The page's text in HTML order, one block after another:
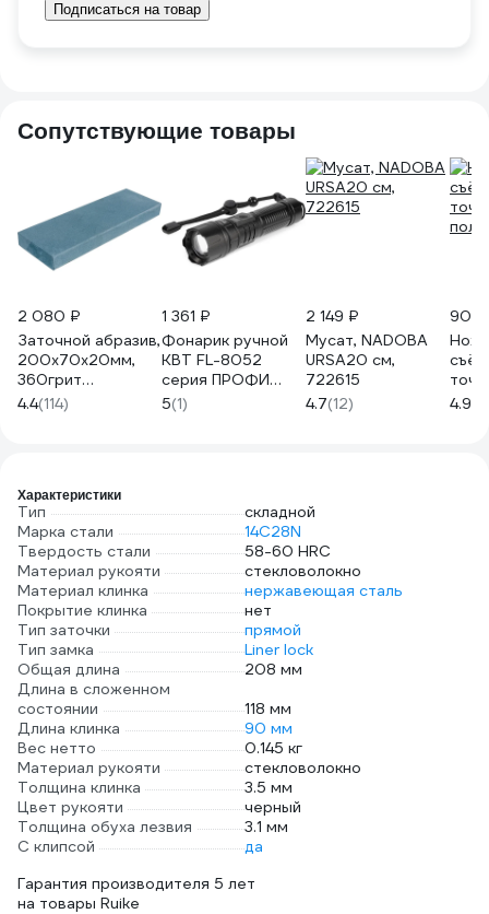
Подписаться на товар
Сопутствующие товары
2 080 ₽
Заточной абразив,
200х70х20мм,
360грит
Петроградъ
М00015026
4.4(114)
1 361 ₽
Фонарик ручной
КВТ FL-8052
серия ПРОФИ
103874
5(1)
2 149 ₽
Мусат, NADOBA
URSA20 см,
722615
4.7(12)
902
4.9
Характеристики
Тип
складной
Марка стали
14C28N
Твердость стали
58-60 HRC
Материал рукояти
стекловолокно
Материал клинка
нержавеющая сталь
Покрытие клинка
нет
Тип заточки
прямой
Тип замка
Liner lock
Общая длина
208 мм
Длина в сложенном
состоянии
118 мм
Длина клинка
90 мм
Вес нетто
0.145 кг
Материал рукояти
стекловолокно
Толщина клинка
3.5 мм
Цвет рукояти
черный
Толщина обуха лезвия
3.1 мм
С клипсой
да
Гарантия производителя 5 лет
на товары Ruike